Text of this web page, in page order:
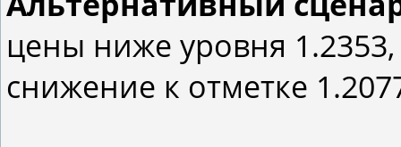
цены ниже уровня
снижение к отметке